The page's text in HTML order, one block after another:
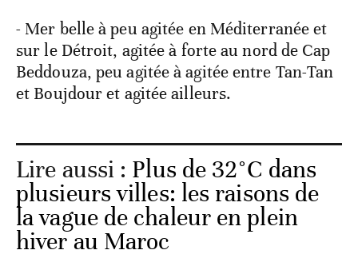
- Mer belle à peu agitée en Méditerranée et
sur le Détroit, agitée à forte au nord de Cap
Beddouza, peu agitée à agitée entre Tan-Tan
et Boujdour et agitée ailleurs.
Lire aussi : Plus de 32°C dans
plusieurs villes: les raisons de
la vague de chaleur en plein
hiver au Maroc